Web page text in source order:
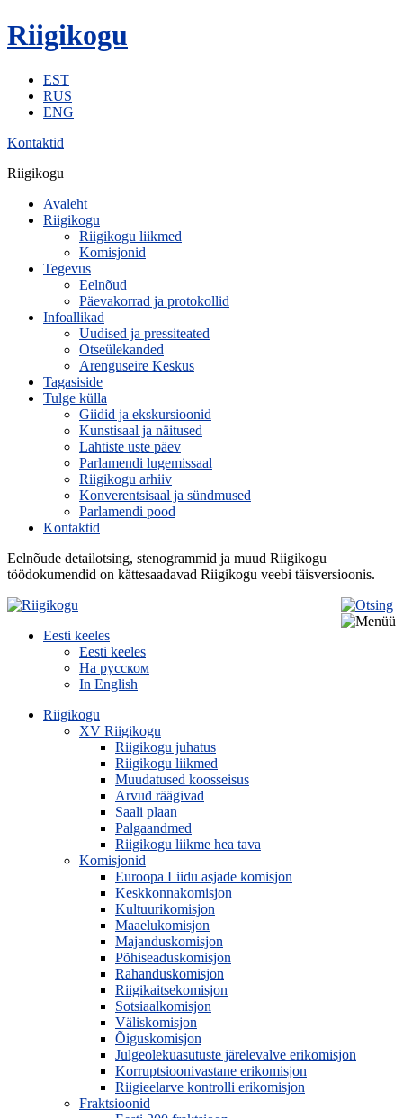
Riigikogu
EST
RUS
ENG
Kontaktid
Riigikogu
Avaleht
Riigikogu
Riigikogu liikmed
Komisjonid
Tegevus
Eelnõud
Päevakorrad ja protokollid
Infoallikad
Uudised ja pressiteated
Otseülekanded
Arenguseire Keskus
Tagasiside
Tulge külla
Giidid ja ekskursioonid
Kunstisaal ja näitused
Lahtiste uste päev
Parlamendi lugemissaal
Riigikogu arhiiv
Konverentsisaal ja sündmused
Parlamendi pood
Kontaktid
Eelnõude detailotsing, stenogrammid ja muud Riigikogu
töödokumendid on kättesaadavad Riigikogu veebi täisversioonis.
Eesti keeles
Eesti keeles
На русском
In English
Riigikogu
XV Riigikogu
Riigikogu juhatus
Riigikogu liikmed
Muudatused koosseisus
Arvud räägivad
Saali plaan
Palgaandmed
Riigikogu liikme hea tava
Komisjonid
Euroopa Liidu asjade komisjon
Keskkonnakomisjon
Kultuurikomisjon
Maaelukomisjon
Majanduskomisjon
Põhiseaduskomisjon
Rahanduskomisjon
Riigikaitsekomisjon
Sotsiaalkomisjon
Väliskomisjon
Õiguskomisjon
Julgeolekuasutuste järelevalve erikomisjon
Korruptsioonivastane erikomisjon
Riigieelarve kontrolli erikomisjon
Fraktsioonid